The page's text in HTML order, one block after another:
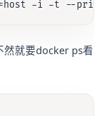
然就要docker ps看